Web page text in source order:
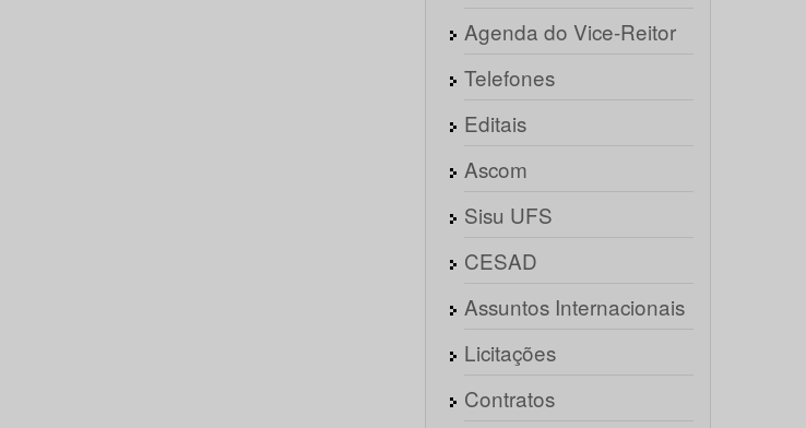
Agenda do Vice-Reitor
Telefones
Editais
Ascom
Sisu UFS
CESAD
Assuntos Internacionais
Licitações
Contratos